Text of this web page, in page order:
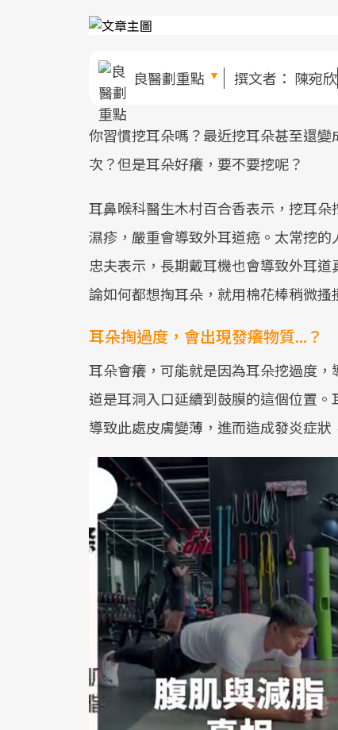
良醫劃重點 撰文者： 陳宛欣
你習慣挖耳朵嗎？最近挖耳朵甚至還
次？但是耳朵好癢，要不要挖呢？
耳鼻喉科醫生木村百合香表示，挖耳
濕疹，嚴重會導致外耳道癌。太常挖
忠夫表示，長期戴耳機也會導致外耳
論如何都想掏耳朵，就用棉花棒稍微搔
耳朵掏過度，會出現發癢物質...？
耳朵會癢，可能就是因為耳朵挖過度，
道是耳洞入口延續到鼓膜的這個位置
導致此處皮膚變薄，進而造成發炎症狀